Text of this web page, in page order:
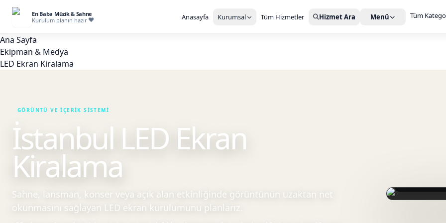
En Baba Müzik & Sahne
Kurulum planın hazır
Anasayfa Kurumsal Tüm Hizmetler Hizmet Ara Menü Tüm
Ana Sayfa
Ekipman & Medya
LED Ekran Kiralama
İstanbul LED Ekran
Kiralama
Sahne, lansman, konser veya açık alan etkinliğinde görüntünün uzaktan net
okunmasını sağlayan LED ekran kurulumunu planlarız.